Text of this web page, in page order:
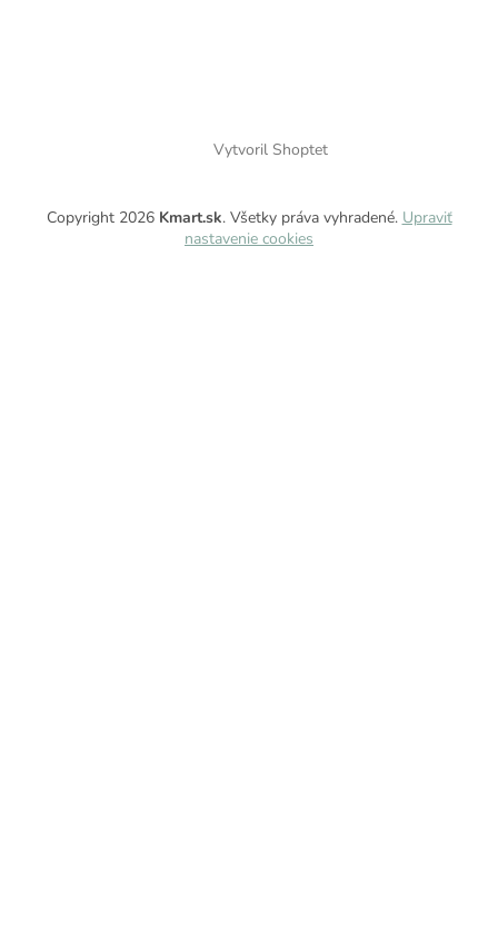
Vytvoril Shoptet
Copyright 2026 Kmart.sk. Všetky práva vyhradené. Upraviť
nastavenie cookies